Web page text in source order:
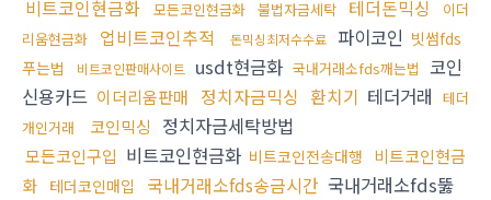
비트코인현금화
모든코인현금화 불법자금세탁 테더돈믹싱
이더
리움현금화
업비트코인추적 돈믹싱최저수수료 파이코인 빗썸fds
푸는법
비트코인판매사이트 usdt현금화 국내거래소fds깨는법 코인
신용카드 이더리움판매 정치자금믹싱 환치기 테더거래 테더
개인거래
코인믹싱 정치자금세탁방법
모든코인구입 비트코인현금화 비트코인전송대행 비트코인현금
화 테더코인매입 국내거래소fds송금시간 국내거래소fds뚫